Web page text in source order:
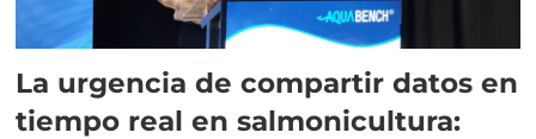
La urgencia de compartir datos en
tiempo real en salmonicultura: